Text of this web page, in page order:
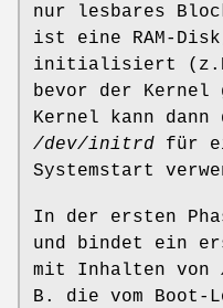
nur lesbares
ist eine RAM-
initialisiert
bevor der
Kernel kann
/dev/initrd für
Systemstart
In der ersten
und bindet ein
mit Inhalten von
B. die vom